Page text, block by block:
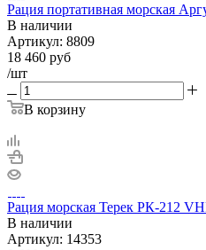
Рация портативная морская
В наличии
Артикул: 8809
18 460 руб
/шт
В корзину
Рация морская Терек РК-212
В наличии
Артикул: 14353